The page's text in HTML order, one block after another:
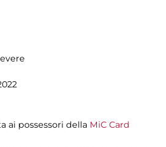
ai possessori della MiC Card